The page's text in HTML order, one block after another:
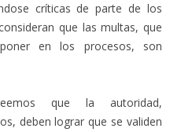
críticas de parte de los
que las multas, que
en los procesos, son
que la autoridad,
deben lograr que se validen